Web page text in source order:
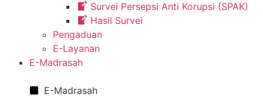
Survei Persepsi Anti Korupsi (SPAK)
Hasil Survei
Pengaduan
E-Layanan
E-Madrasah
E-Madrasah